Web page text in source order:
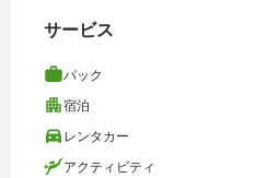
サービス
パック
宿泊
レンタカー
アクティビティ